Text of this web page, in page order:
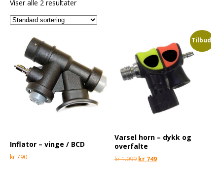
Viser alle 2 resultater
Inflator – vinge / BCD
kr790
Tilbud!
Varsel horn – dykk og
overfalte
kr1.099 kr 749